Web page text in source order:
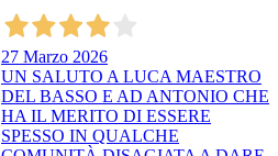
27 Marzo 2026
UN SALUTO A LUCA MAESTRO
DEL BASSO E AD ANTONIO CHE
HA IL MERITO DI ESSERE
SPESSO IN QUALCHE